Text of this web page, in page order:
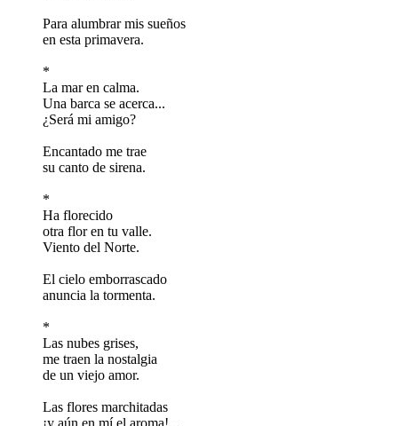
Para alumbrar mis sueños
en esta primavera.
*
La mar en calma.
Una barca se acerca...
¿Será mi amigo?
Encantado me trae
su canto de sirena.
*
Ha florecido
otra flor en tu valle.
Viento del Norte.
El cielo emborrascado
anuncia la tormenta.
*
Las nubes grises,
me traen la nostalgia
de un viejo amor.
Las flores marchitadas
¡y aún en mí el aroma!...